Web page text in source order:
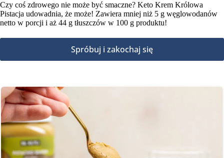
Czy coś zdrowego nie może być smaczne? Keto Krem Królowa
Pistacja udowadnia, że może! Zawiera mniej niż 5 g węglowodanów
netto w porcji i aż 44 g tłuszczów w 100 g produktu!
Spróbuj i zakochaj się